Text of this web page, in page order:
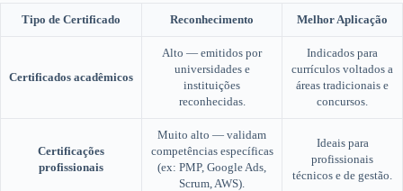
Tipo de Certificado Reconhecimento Melhor Aplicação
Certificados acadêmicos
Alto — emitidos por
universidades e
instituições
reconhecidas.
Indicados para
currículos voltados a
áreas tradicionais e
concursos.
Certificações
profissionais
Muito alto — validam
competências específicas
(ex: PMP, Google Ads,
Scrum, AWS).
Ideais para
profissionais
técnicos e de gestão.